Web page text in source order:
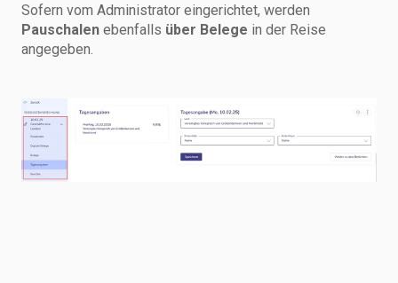
Sofern vom Administrator eingerichtet, werden
Pauschalen ebenfalls über Belege in der Reise
angegeben.